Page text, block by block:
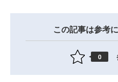
この記事は参考
0